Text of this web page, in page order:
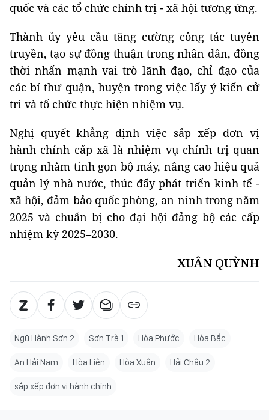
quốc và các tổ chức chính trị - xã hội tương ứng.
Thành ủy yêu cầu tăng cường công tác tuyên
truyền, tạo sự đồng thuận trong nhân dân, đồng
thời nhấn mạnh vai trò lãnh đạo, chỉ đạo của
các bí thư quận, huyện trong việc lấy ý kiến cử
tri và tổ chức thực hiện nhiệm vụ.
Nghị quyết khẳng định việc sắp xếp đơn vị
hành chính cấp xã là nhiệm vụ chính trị quan
trọng nhằm tinh gọn bộ máy, nâng cao hiệu quả
quản lý nhà nước, thúc đẩy phát triển kinh tế -
xã hội, đảm bảo quốc phòng, an ninh trong năm
2025 và chuẩn bị cho đại hội đảng bộ các cấp
nhiệm kỳ 2025–2030.
XUÂN QUỲNH
Ngũ Hành Sơn 2 Sơn Trà 1 Hòa Phước Hòa Bắc
An Hải Nam Hòa Liên Hòa Xuân Hải Châu 2
sắp xếp đơn vị hành chính